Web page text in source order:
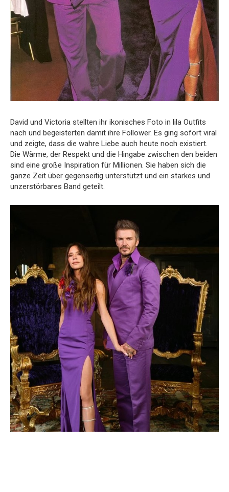
David und Victoria stellten ihr ikonisches Foto in lila Outfits
nach und begeisterten damit ihre Follower. Es ging sofort viral
und zeigte, dass die wahre Liebe auch heute noch existiert.
Die Wärme, der Respekt und die Hingabe zwischen den beiden
sind eine große Inspiration für Millionen. Sie haben sich die
ganze Zeit über gegenseitig unterstützt und ein starkes und
unzerstörbares Band geteilt.